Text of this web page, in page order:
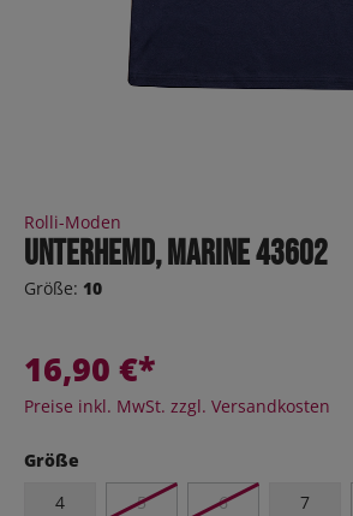
Rolli-Moden
Unterhemd, Marine 43602
Größe: 10
16,90 €*
Preise inkl. MwSt. zzgl. Versandkosten
Größe
4
5 6 7